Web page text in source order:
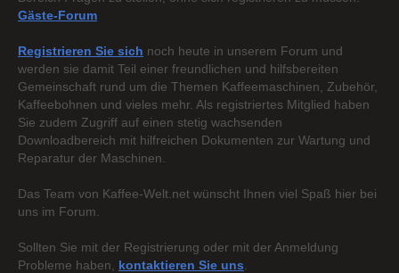
Gäste-Forum
Registrieren Sie sich noch heute in unserem Forum und
werden sie damit Teil einer freundlichen und hilfsbereiten
Gemeinschaft rund um die Themen Kaffeemaschinen, Zubehör,
Kaffeebohnen und vieles mehr. Als registriertes Mitglied haben
Sie zudem Zugriff auf einen stetig wachsenden
Downloadbereich mit hilfreichen Dokumenten zur Wartung und
Reparatur der Maschinen.
Das Team von Kaffee-Welt.net wünscht Ihnen viel Spaß hier bei
uns im Forum.
Sollten Sie mit der Registrierung oder mit der Anmeldung
Probleme haben, kontaktieren Sie uns